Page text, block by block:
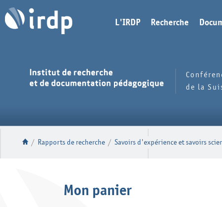
L'IRDP Recherche
de la
/ Rapports de recherche / Savoirs d'expérience et savoirs
Mon panier